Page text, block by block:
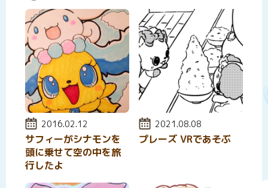
投稿日:
2016.02.12
サフィーがシナモンを
頭に乗せて空の中を旅
行したよ
投稿日:
2021.08.08
プレーズ VRであそぶ